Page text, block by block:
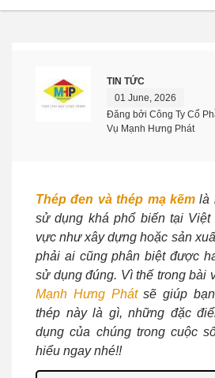
TIN TỨC
01 June, 2026
Đăng bởi Công Ty Cổ
Vụ Mạnh Hưng Phát
Thép đen và thép mạ kẽm là
sử dụng khá phổ biến tại
vực như xây dựng hoặc sản
phải ai cũng phân biệt được
sử dụng đúng. Vì thế trong bài
Mạnh Hưng Phátsẽ giúp
thép này là gì, những đặc
dụng của chúng trong cuộc
hiểu ngay nhé!!